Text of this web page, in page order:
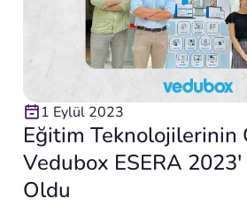
1 Eylül 2023
Eğitim Teknolojilerinin
Vedubox ESERA
Oldu